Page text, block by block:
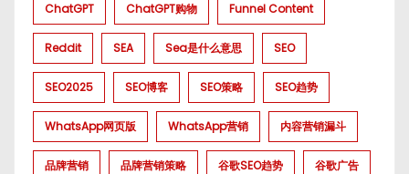
ChatGPT ChatGPT购物 Funnel Content
Reddit SEA Sea是什么意思 SEO
SEO2025 SEO博客 SEO策略 SEO趋势
WhatsApp网页版 WhatsApp营销 内容营销漏斗
品牌营销 品牌营销策略 谷歌SEO趋势 谷歌广告